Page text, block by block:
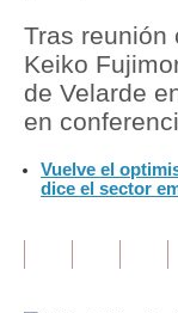
Política
Finanzas
Tras reunión
Keiko
de Velarde
en
Vuelve el
dice el sector